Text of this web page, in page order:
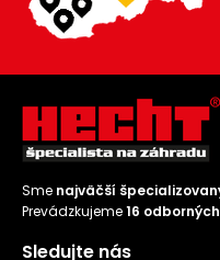
Sme najväčší
Prevádzkujeme16
Sledujte nás